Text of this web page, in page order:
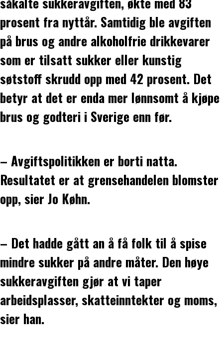
prosent fra nyttår. Samtidig ble avgiften
på brus og andre alkoholfrie drikkevarer
som er tilsatt sukker eller kunstig
søtstoff skrudd opp med 42 prosent. Det
betyr at det er enda mer lønnsomt å kjøpe
brus og godteri i Sverige enn før.
– Avgiftspolitikken er borti natta.
Resultatet er at grensehandelen blomster
opp, sier Jo Køhn.
– Det hadde gått an å få folk til å spise
mindre sukker på andre måter. Den høye
sukkeravgiften gjør at vi taper
arbeidsplasser, skatteinntekter og moms,
sier han.